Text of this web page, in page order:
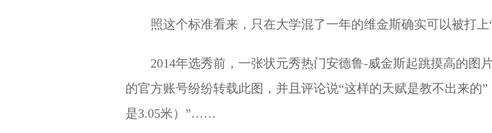
照这个标准看来，只在大学混了一年的维金斯确实可以被打
2014年选秀前，一张状元秀热门安德鲁-威金斯起跳摸高的图
的官方账号纷纷转载此图，并且评论说“这样的天赋是教不出来的
是3.05米）”……